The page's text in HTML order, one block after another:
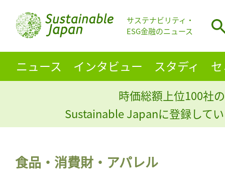
サステナビリティ・
ESG金融のニュース
ニュース インタビュー スタディ
時価総額上位100社
Sustainable Japanに登録して
食品・消費財・アパレル